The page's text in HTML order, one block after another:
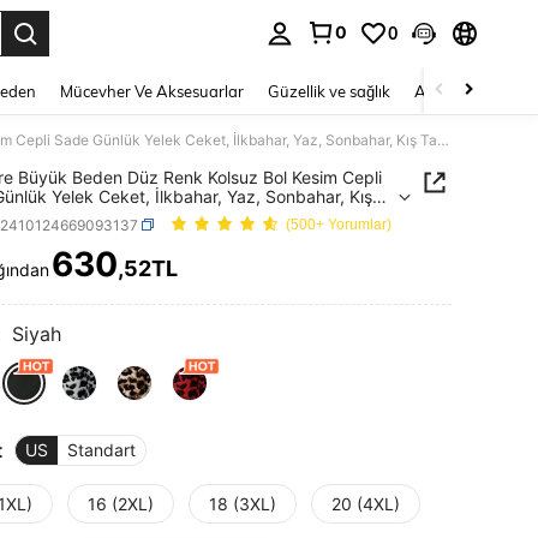
0 0
Mücevher Ve Aksesuarlar Güzellik ve sağlık Ayakkabı
Miaspire Büyük Beden Düz Renk Kolsuz Bol Kesim Cepli Sade Günlük Yelek Ceket, İlkbahar, Yaz, Sonbahar, Kış Tatilleri İçin Uygun
Büyük Beden Düz Renk Kolsuz Bol Kesim Cepli
Yelek Ceket, İlkbahar, Yaz, Sonbahar, Kış
İçin Uygun
(500+ Yorumlar)
AND AVAILABILITY
630,52TL
Siyah
US Standart
16 (2XL) 18 (3XL) 20 (4XL)